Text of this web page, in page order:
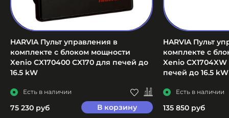
HARVIA Пульт управления в
комплекте с блоком мощности
Xenio CX170400 CX170 для печей до
16.5 kW
Есть в наличии
75 230 руб В корзину
HARVIA Пульт
комплекте с
Xenio
печей до 16.5 kW
Есть в наличии
135 850 руб